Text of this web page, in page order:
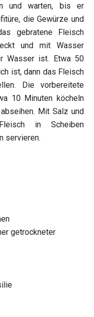
und warten, bis er
die Gewürze und
gebratene Fleisch
und mit Wasser
Wasser ist. Etwa 50
ist, dann das Fleisch
Die vorbereitete
10 Minuten köcheln
abseihen. Mit Salz und
in Scheiben
servieren.
getrockneter